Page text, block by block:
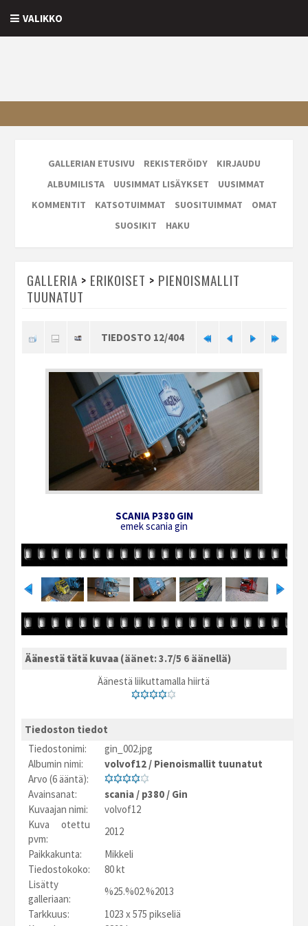
VALIKKO
GALLERIAN ETUSIVU REKISTERÖIDY
KIRJAUDU
ALBUMILISTA
UUSIMMAT LISÄYKSET
UUSIMMAT
KOMMENTIT
KATSOTUIMMAT SUOSITUIMMAT
OMAT
SUOSIKIT
HAKU
GALLERIA > ERIKOISET > PIENOISMALLIT
TUUNATUT
TIEDOSTO 12/404
SCANIA P380 GIN
emek scania gin
Äänestä tätä kuvaa (äänet: 3.7/5 6 äänellä)
Äänestä liikuttamalla hiirtä
Tiedoston tiedot
Tiedostonimi:
gin_002.jpg
Albumin nimi:
volvof12 / Pienoismallit tuunatut
Arvo (6 ääntä):
Avainsanat:
scania / p380 / Gin
Kuvaajan nimi:
volvof12
Kuva otettu
pvm:
2012
Paikkakunta:
Mikkeli
Tiedostokoko:
80 kt
Lisätty
galleriaan:
%25.%02.%2013
Tarkkuus:
1023 x 575 pikseliä